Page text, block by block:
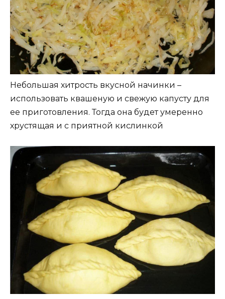
Небольшая хитрость вкусной начинки –
использовать квашеную и свежую капусту для
ее приготовления. Тогда она будет умеренно
хрустящая и с приятной кислинкой